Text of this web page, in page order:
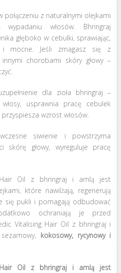
połączeniu z naturalnymi olejkami
włosów. Bhringraj
głęboko w cebulki, sprawiając,
mocne. Jeśli zmagasz się z
chorobami skóry głowy –
dla zioła bhringraj –
usprawnia pracę cebulek
wzrost włosów.
siwienie i powstrzyma
skórę głowy, wyreguluje pracę
Hair Oil z bhringraj i amlą jest
które nawilżają, regenerują
się pukli i pomagają odbudować
ochraniają je przed
Vitalising Hair Oil z bhringraj i
kokosowy, rycynowy i
Hair Oil z bhringraj i amlą jest